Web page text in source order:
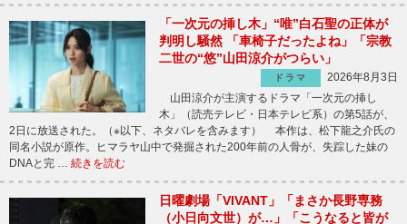
「一次元の挿し木」“唯”白石聖の正体が
判明し騒然 「車椅子だったよね」「宗教
二世の“悠”山田涼介がつらい」
ドラマ
2026年8月3日
山田涼介が主演するドラマ「一次元の挿し
木」（読売テレビ・日本テレビ系）の第5話が、
2日に放送された。（※以下、ネタバレを含みます） 本作は、松下龍之介氏の
同名小説が原作。ヒマラヤ山中で発掘された200年前の人骨が、失踪した妹の
DNAと完 … 続きを読む
日曜劇場「VIVANT」「まさか長野専務
（小日向文世）が…」「こうなると皆が